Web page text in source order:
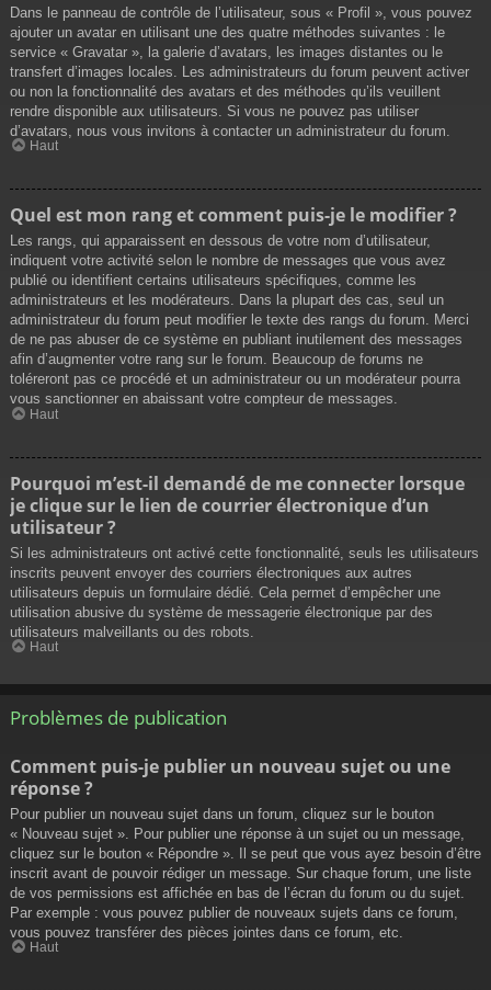
Dans le panneau de contrôle de l’utilisateur, sous « Profil », vous pouvez
ajouter un avatar en utilisant une des quatre méthodes suivantes : le
service « Gravatar », la galerie d’avatars, les images distantes ou le
transfert d’images locales. Les administrateurs du forum peuvent activer
ou non la fonctionnalité des avatars et des méthodes qu’ils veuillent
rendre disponible aux utilisateurs. Si vous ne pouvez pas utiliser
d’avatars, nous vous invitons à contacter un administrateur du forum.
Haut
Quel est mon rang et comment puis-je le modifier ?
Les rangs, qui apparaissent en dessous de votre nom d’utilisateur,
indiquent votre activité selon le nombre de messages que vous avez
publié ou identifient certains utilisateurs spécifiques, comme les
administrateurs et les modérateurs. Dans la plupart des cas, seul un
administrateur du forum peut modifier le texte des rangs du forum. Merci
de ne pas abuser de ce système en publiant inutilement des messages
afin d’augmenter votre rang sur le forum. Beaucoup de forums ne
toléreront pas ce procédé et un administrateur ou un modérateur pourra
vous sanctionner en abaissant votre compteur de messages.
Haut
Pourquoi m’est-il demandé de me connecter lorsque
je clique sur le lien de courrier électronique d’un
utilisateur ?
Si les administrateurs ont activé cette fonctionnalité, seuls les utilisateurs
inscrits peuvent envoyer des courriers électroniques aux autres
utilisateurs depuis un formulaire dédié. Cela permet d’empêcher une
utilisation abusive du système de messagerie électronique par des
utilisateurs malveillants ou des robots.
Haut
Problèmes de publication
Comment puis-je publier un nouveau sujet ou une
réponse ?
Pour publier un nouveau sujet dans un forum, cliquez sur le bouton
« Nouveau sujet ». Pour publier une réponse à un sujet ou un message,
cliquez sur le bouton « Répondre ». Il se peut que vous ayez besoin d’être
inscrit avant de pouvoir rédiger un message. Sur chaque forum, une liste
de vos permissions est affichée en bas de l’écran du forum ou du sujet.
Par exemple : vous pouvez publier de nouveaux sujets dans ce forum,
vous pouvez transférer des pièces jointes dans ce forum, etc.
Haut